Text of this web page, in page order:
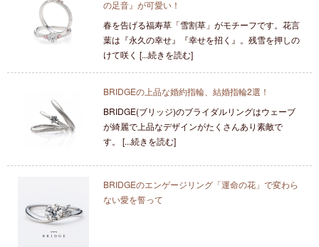
の足音』が可愛い！
春を告げる福寿草「雪割草」がモチーフです。花言
葉は『永久の幸せ』『幸せを招く』。残雪を押しの
けて咲く [...続きを読む]
BRIDGEの上品な婚約指輪、結婚指輪2選！
BRIDGE(ブリッジ)のブライダルリングはウェーブ
が綺麗で上品なデザインがたくさんあり素敵で
す。 [...続きを読む]
BRIDGEのエンゲージリング「運命の花」で変わら
ない愛を誓って